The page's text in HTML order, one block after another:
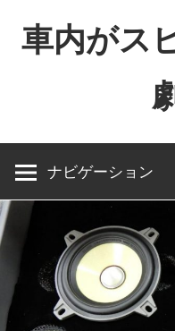
へ
ッ
プ
車内がス
ナビゲーション